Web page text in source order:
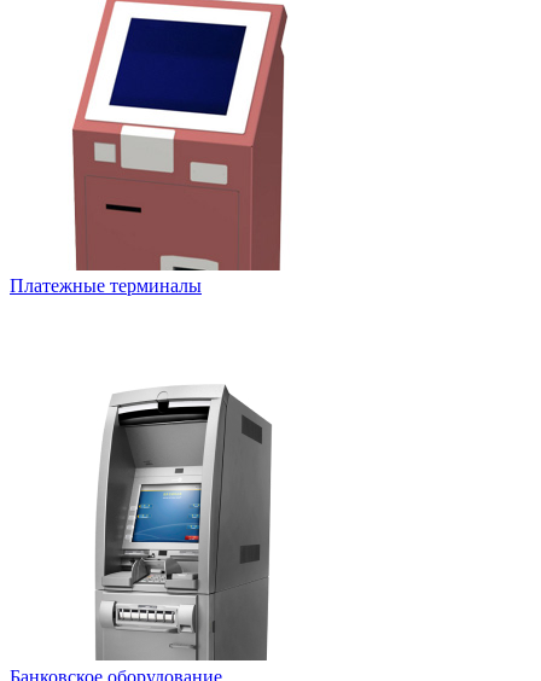
Платежные терминалы
Банковское оборудование